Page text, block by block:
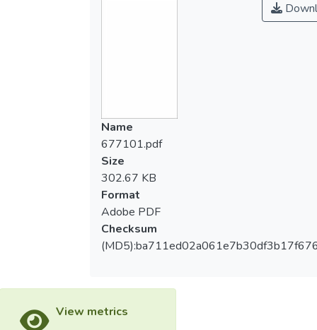
Name
677101.pdf
Size
302.67 KB
Format
Adobe PDF
Checksum
View metrics